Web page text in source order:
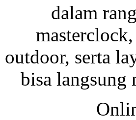
dalam
outdoor, serta
bisa